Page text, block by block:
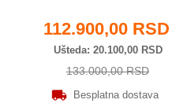
112.900,00 RSD
Ušteda 20.100,00 RSD
133.000,00 RSD
Besplatna dostava